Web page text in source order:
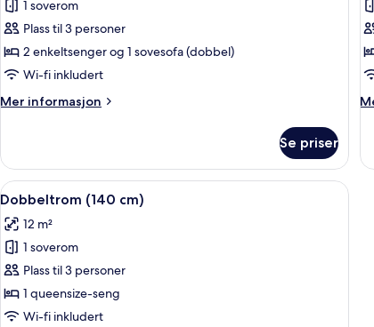
av
Tremannsrom
–
standard
1 soverom
Plass til 3 personer
2 enkeltsenger og 1 sovesofa (dobbel)
Wi-fi inkludert
Mer informasjon
Mer
–
standard
Se priser
strykejern/-brett og barnesenger (inkludert)
Åpne
alle
bildene
av
Dobbeltrom
(140
cm)
Dobbeltrom (140 cm) | Safe på
4
Dobbeltrom (140 cm)
12 m²
1 soverom
Plass til 3 personer
1 queensize-seng
Wi-fi inkludert